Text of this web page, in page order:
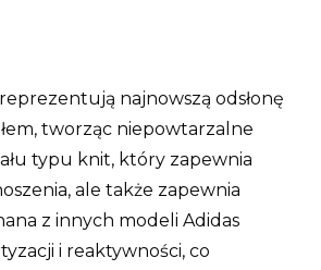
najnowszą odsłonę
tworząc niepowtarzalne
typu knit, który zapewnia
ale także zapewnia
z innych modeli Adidas
i reaktywności, co